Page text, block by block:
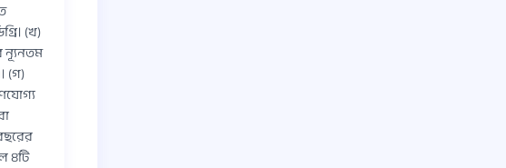
(খ)
ন্যূনতম
(গ)
৪টি